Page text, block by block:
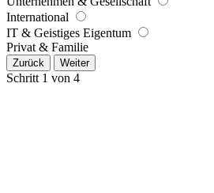
International
IT & Geistiges Eigentum
Privat & Familie
Zurück Weiter
Schritt 1 von 4